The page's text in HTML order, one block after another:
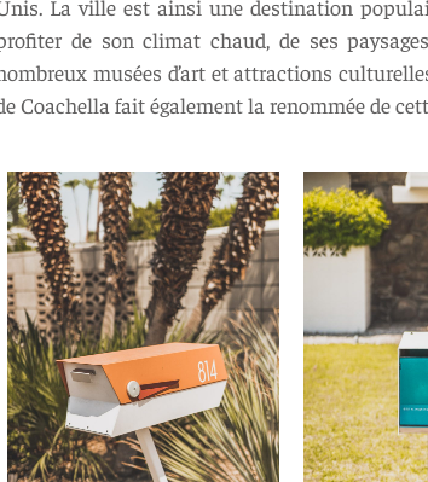
La ville est ainsi une destination
de son climat chaud, de ses
musées d’art et attractions
Coachella fait également la renommée de